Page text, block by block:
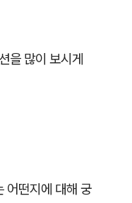
을 많이 보시게
어떤지에 대해 궁